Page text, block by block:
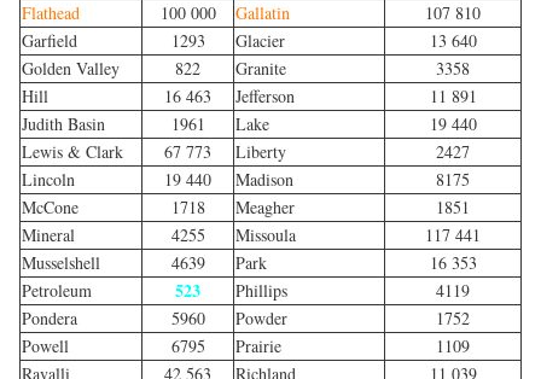
Flathead
100 000 Gallatin
107 810
Garfield
1293 Glacier
13 640
Golden Valley
822 Granite
3358
Hill
16 463 Jefferson
11 891
Judith Basin
1961 Lake
19 440
Lewis & Clark
67 773 Liberty
2427
Lincoln
19 440 Madison
8175
McCone
1718 Meagher
1851
Mineral
4255 Missoula
117 441
Musselshell
4639 Park
16 353
Petroleum
523 Phillips
4119
Pondera
5960 Powder
1752
Powell
6795 Prairie
1109
Ravalli
42 563 Richland 11 039